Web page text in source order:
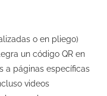
o en pliego)
un código QR en
a páginas específicas
videos